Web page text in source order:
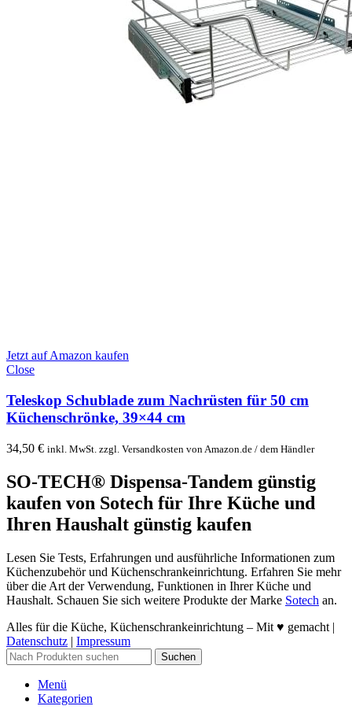
Jetzt auf Amazon kaufen
Close
Teleskop Schublade zum Nachrüsten für 50 cm
Küchenschrönke, 39×44 cm
34,50 € inkl. MwSt. zzgl. Versandkosten von Amazon.de / dem Händler
SO-TECH® Dispensa-Tandem günstig
kaufen von Sotech für Ihre Küche und
Ihren Haushalt günstig kaufen
Lesen Sie Tests, Erfahrungen und ausführliche Informationen zum
Küchenzubehör und Küchenschrankeinrichtung. Erfahren Sie mehr
über die Art der Verwendung, Funktionen in Ihrer Küche und
Haushalt. Schauen Sie sich weitere Produkte der Marke Sotech an.
Alles für die Küche, Küchenschrankeinrichtung – Mit ♥ gemacht |
Datenschutz | Impressum
Suchen
Menü
Kategorien